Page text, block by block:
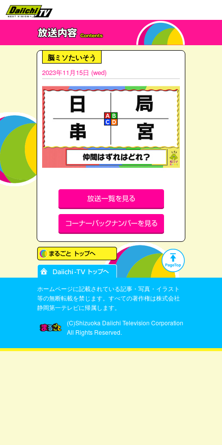
脳ミソたいそう
2023年11月15日 (wed)
ホームページに記載されている記事・写真・イラスト
等の無断転載を禁じます。すべての著作権は株式会社
静岡第一テレビに帰属します。
(C)Shizuoka Daiichi Television Corporation
All Rights Reserved.